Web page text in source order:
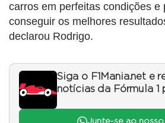
carros em perfeitas condições e
conseguir os melhores
declarou Rodrigo.
Siga o F1Mania.net e
notícias da Fórmula 1